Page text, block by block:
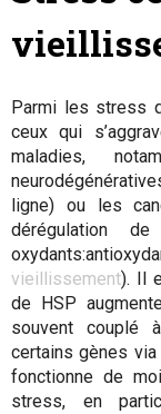
Parmi les stress
ceux qui
maladies,
ligne) ou les
dérégulation
vieillissement). Il
de HSP
souvent couplé
certains gènes
fonctionne de
stress, en